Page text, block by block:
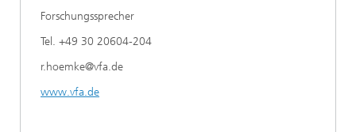
Forschungssprecher
Tel. +49 30 20604-204
r.hoemke@vfa.de
www.vfa.de